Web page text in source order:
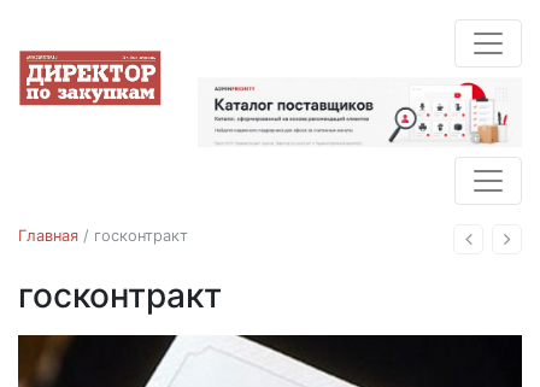
Назад
Главная / госконтракт
госконтракт